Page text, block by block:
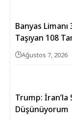
Banyas
Taşıyan 108
Ağustos 7, 2026
Trump: İran’la
Düşünüyorum